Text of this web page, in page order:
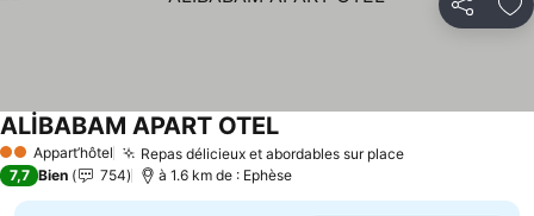
Partager
2 ÉtoilesAppart’hôtel Repas délicieux et abordables sur place
ALİBABAM APART OTEL
7,7 Bien 754 à 1.6 km de : Ephèse